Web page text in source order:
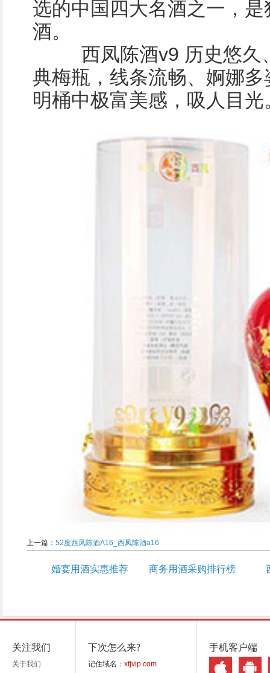
选的中国四大名酒之一，
酒。
西凤陈酒v9 历史悠久
典梅瓶，线条流畅、婀娜
明桶中极富美感，吸人目光
上一篇： 52度西凤陈酒A16_西凤陈酒a16
婚宴用酒实惠推荐 商务用酒采购排行榜
关注我们
关于我们
下次怎么来?
记住域名： xfjvip.com
手机客户端